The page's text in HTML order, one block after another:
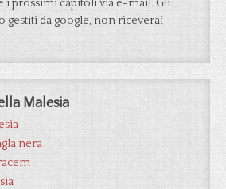
i prossimi capitoli via e-mail. Gli
gestiti da google, non riceverai
Malesia
nera